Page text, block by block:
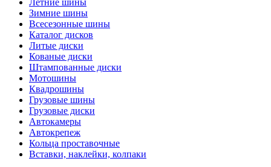
Летние шины
Зимние шины
Всесезонные шины
Каталог дисков
Литые диски
Кованые диски
Штампованные диски
Мотошины
Квадрошины
Грузовые шины
Грузовые диски
Автокамеры
Автокрепеж
Кольца проставочные
Вставки, наклейки, колпаки